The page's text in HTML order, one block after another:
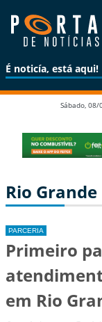
É noticía, está aqui!
Sábado,
Rio Grande
PARCERIA
Primeiro
em Rio